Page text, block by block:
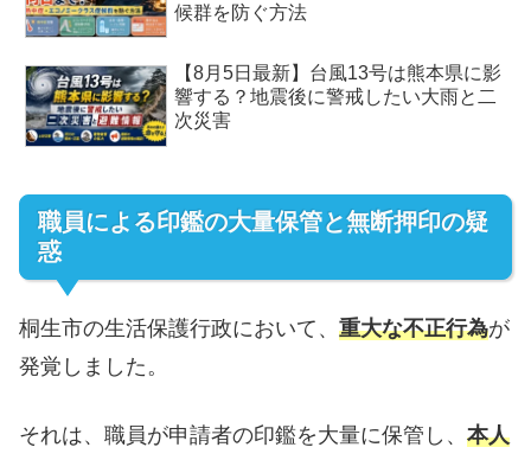
候群を防ぐ方法
【8月5日最新】台風13号は熊本県に影
響する？地震後に警戒したい大雨と二
次災害
職員による印鑑の大量保管と無断押印の疑
惑​
桐生市の生活保護行政において、 重大な不正行為が
発覚しました。
それは、職員が申請者の印鑑を大量に保管し、 本人